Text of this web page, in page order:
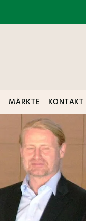
MÄRKTE KONTAKT